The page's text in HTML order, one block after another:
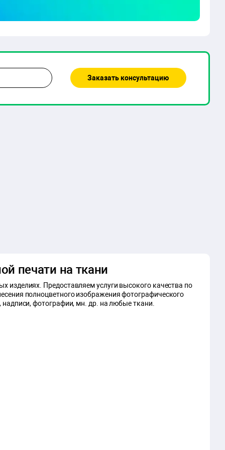
печати на ткани
изделиях. Предоставляем услуги высокого качества по
полноцветного изображения фотографического
фотографии, мн. др. на любые ткани.